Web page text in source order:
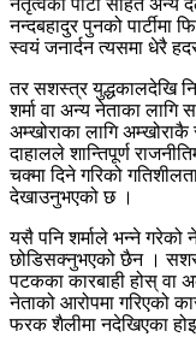
नेतृत्वको पार्टी सहित अन्य
नन्दबहादुर पुनको पार्टीमा
स्वयं जनार्दन त्यसमा धेरै
तर सशस्त्र युद्धकालदेखि
शर्मा वा अन्य नेताका लागि
अम्खोराका लागि
दाहालले शान्तिपूर्ण
चक्मा दिने गरिको
देखाउनुभएको छ ।
यसै पनि शर्माले भन्ने गरेको
छोडिसक्नुभएको छैन ।
पटकका कारबाही होस् वा
नेताको आरोपमा गरिएको
फरक शैलीमा नदेखिएका